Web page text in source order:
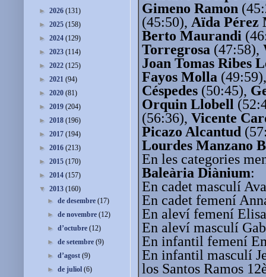
Gimeno Ramon
(45:50), Aïda Pérez
Berto Maurandi
Torregrosa (47:58),
Joan Tomas Ribes
Fayos Molla
Céspedes (50:45),
Orquin Llobell
(56:36), Vicente
Picazo Alcantud
Lourdes Manzano
En les categories
Baleària Diànium:
En cadet masculí
En cadet femení
En aleví femení
En aleví masculí
En infantil femení
En infantil masculí
los Santos Ramos
► 2026 (131)
► 2025 (158)
► 2024 (129)
► 2023 (114)
► 2022 (125)
► 2021 (94)
► 2020 (81)
► 2019 (204)
► 2018 (196)
► 2017 (194)
► 2016 (213)
► 2015 (170)
► 2014 (157)
▼ 2013 (160)
►de desembre(17)
►de novembre(12)
►d’octubre(12)
►de setembre(9)
►d’agost(9)
►de juliol(6)